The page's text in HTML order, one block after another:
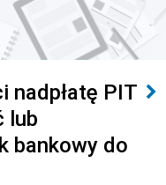
nadpłatę PIT
lub
bankowy do